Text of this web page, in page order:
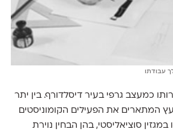
עבודתו
כמעצב גרפי בעיר דיסלדורף. בין יתר
עץ המתארים את הפעילים הקומוניסטים
במגזין סוציאליסטי, בהן הבחין נוירת